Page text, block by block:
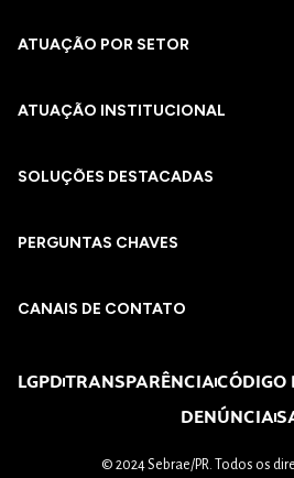
ATUAÇÃO POR SETOR
ATUAÇÃO INSTITUCIONAL
SOLUÇÕES DESTACADAS
PERGUNTAS CHAVES​
CANAIS DE CONTATO
LGPDTRANSPARÊNCIACÓDIGO
DENÚNCIA
© 2024 Sebrae/PR. Todos os